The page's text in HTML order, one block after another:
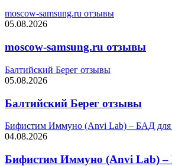
moscow-samsung.ru отзывы
05.08.2026
moscow-samsung.ru отзывы
Балтийский Берег отзывы
05.08.2026
Балтийский Берег отзывы
Бифистим Иммуно (Anvi Lab) – БАД для
04.08.2026
Бифистим Иммуно (Anvi Lab)